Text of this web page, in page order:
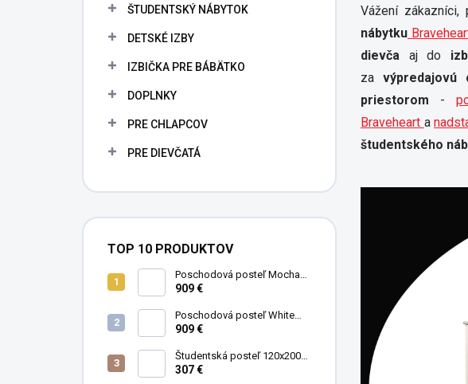
ŠTUDENTSKÝ NÁBYTOK
DETSKÉ IZBY
IZBIČKA PRE BÁBÄTKO
DOPLNKY
PRE CHLAPCOV
PRE DIEVČATÁ
TOP 10 PRODUKTOV
Poschodová posteľ Mocha
Studio pre 3 deti 90x200 cm s
909 €
Poschodová posteľ White
Studio pre 3 deti 90x200 cm s
909 €
Študentská posteľ 120x200
cm Black
307 €
Vážení zákazníci,
nábytku
dievča aj do
zavýpredajovú
priestorom -
Braveheart a
študentského